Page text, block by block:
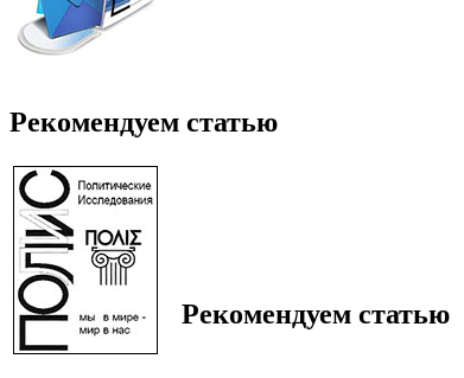
Рекомендуем статью
Рекомендуем статью